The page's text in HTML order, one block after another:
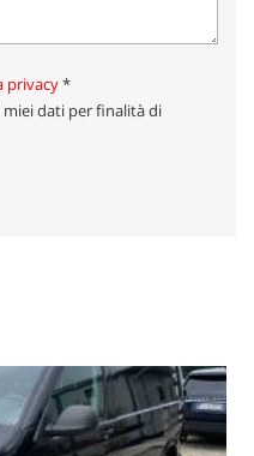
privacy*
dati per finalità di